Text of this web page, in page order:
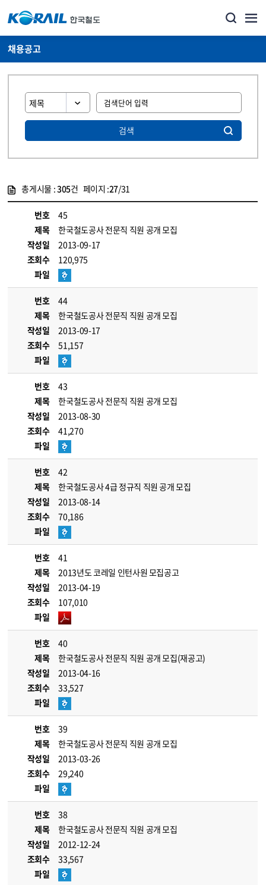
채용공고
검색
총게시물 :305건 페이지 :27/31
번호
45
제목
한국철도공사 전문직 직원 공개 모집
작성일
2013-09-17
조회수
120,975
파일
번호
44
제목
한국철도공사 전문직 직원 공개 모집
작성일
2013-09-17
조회수
51,157
파일
번호
43
제목
한국철도공사 전문직 직원 공개 모집
작성일
2013-08-30
조회수
41,270
파일
번호
42
제목
한국철도공사 4급 정규직 직원 공개 모집
작성일
2013-08-14
조회수
70,186
파일
번호
41
제목
2013년도 코레일 인턴사원 모집공고
작성일
2013-04-19
조회수
107,010
파일
번호
40
제목
한국철도공사 전문직 직원 공개 모집(재공고)
작성일
2013-04-16
조회수
33,527
파일
번호
39
제목
한국철도공사 전문직 직원 공개 모집
작성일
2013-03-26
조회수
29,240
파일
번호
38
제목
한국철도공사 전문직 직원 공개 모집
작성일
2012-12-24
조회수
33,567
파일